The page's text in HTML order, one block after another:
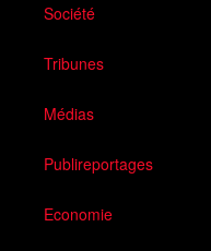
Société
Tribunes
Médias
Publireportages
Economie